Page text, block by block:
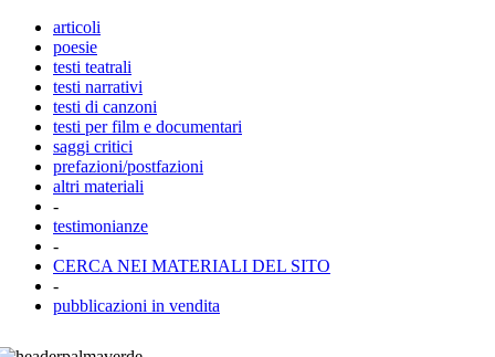
articoli
poesie
testi teatrali
testi narrativi
testi di canzoni
testi per film e documentari
saggi critici
prefazioni/postfazioni
altri materiali
-
testimonianze
-
CERCA NEI MATERIALI DEL SITO
-
pubblicazioni in vendita